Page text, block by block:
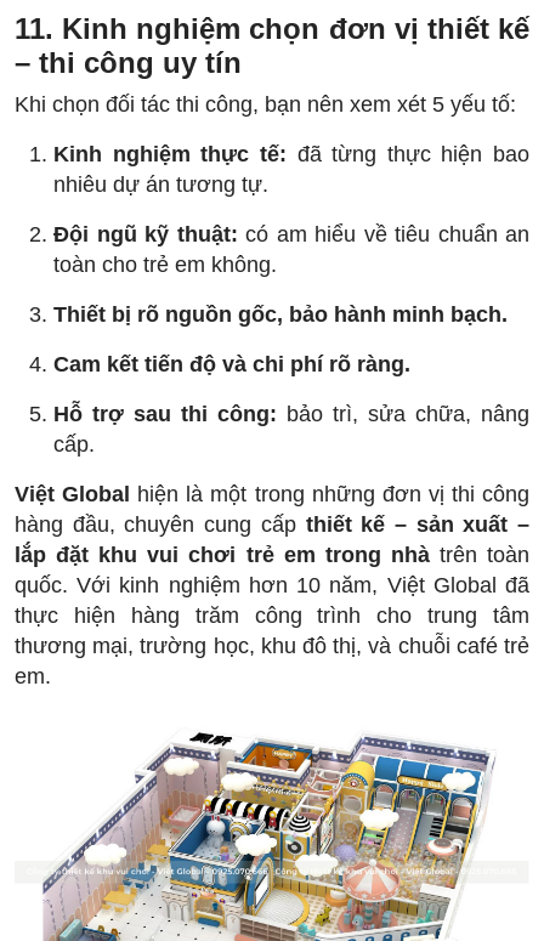
11. Kinh nghiệm chọn đơn vị thiết kế
– thi công uy tín
Khi chọn đối tác thi công, bạn nên xem xét 5 yếu tố:
Kinh nghiệm thực tế: đã từng thực hiện bao
nhiêu dự án tương tự.
Đội ngũ kỹ thuật: có am hiểu về tiêu chuẩn an
toàn cho trẻ em không.
Thiết bị rõ nguồn gốc, bảo hành minh bạch.
Cam kết tiến độ và chi phí rõ ràng.
Hỗ trợ sau thi công: bảo trì, sửa chữa, nâng
cấp.
Việt Global hiện là một trong những đơn vị thi công
hàng đầu, chuyên cung cấp thiết kế – sản xuất –
lắp đặt khu vui chơi trẻ em trong nhàtrên toàn
quốc. Với kinh nghiệm hơn 10 năm, Việt Global đã
thực hiện hàng trăm công trình cho trung tâm
thương mại, trường học, khu đô thị, và chuỗi café trẻ
em.